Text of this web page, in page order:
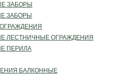
ЗАБОРЫ
ЗАБОРЫ
ЛЕСТНИЧНЫЕ ОГРАЖДЕНИЯ
ПЕРИЛА
БАЛКОННЫЕ